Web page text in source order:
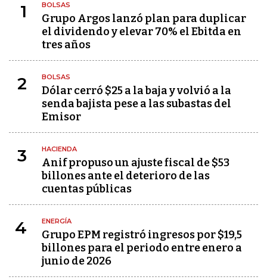
1 BOLSAS
Grupo Argos lanzó plan para duplicar
el dividendo y elevar 70% el Ebitda en
tres años
2 BOLSAS
Dólar cerró $25 a la baja y volvió a la
senda bajista pese a las subastas del
Emisor
3 HACIENDA
Anif propuso un ajuste fiscal de $53
billones ante el deterioro de las
cuentas públicas
4 ENERGÍA
Grupo EPM registró ingresos por $19,5
billones para el periodo entre enero a
junio de 2026